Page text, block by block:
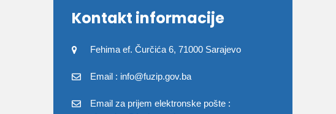
Kontakt informacije
Fehima ef. Čurčića 6, 71000 Sarajevo
Email : info@fuzip.gov.ba
Email za prijem elektronske pošte :